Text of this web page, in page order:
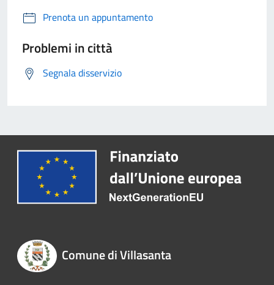
Prenota un appuntamento
Problemi in città
Segnala disservizio
Comune di Villasanta